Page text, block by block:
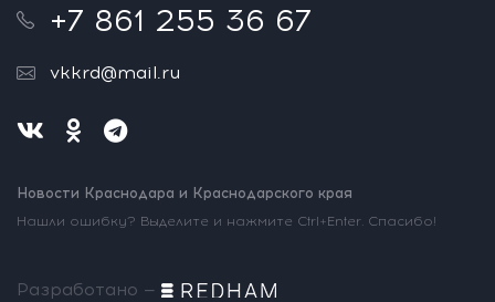
+7 861 255 36 67
vkkrd@mail.ru
Новости Краснодара и Краснодарского края
Нашли ошибку? Выделите и нажмите Ctrl+Enter. Спасибо!
Разработано —